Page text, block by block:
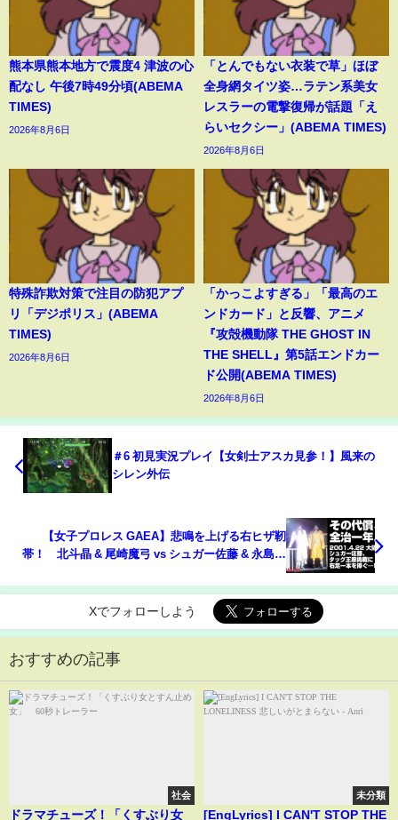
熊本県熊本地方で震度4 津波の心
配なし 午後7時49分頃(ABEMA
TIMES)
2026年8月6日
「とんでもない衣装で草」ほぼ
全身網タイツ姿…ラテン系美女
レスラーの電撃復帰が話題「え
らいセクシー」(ABEMA TIMES)
2026年8月6日
特殊詐欺対策で注目の防犯アプ
リ「デジポリス」(ABEMA
TIMES)
2026年8月6日
「かっこよすぎる」「最高のエ
ンドカード」と反響、アニメ
『攻殻機動隊 THE GHOST IN
THE SHELL』第5話エンドカー
ド公開(ABEMA TIMES)
2026年8月6日
＃6 初見実況プレイ【女剣士アスカ見参！】風来の
シレン外伝
【女子プロレス GAEA】悲鳴を上げる右ヒザ靭
帯！ 北斗晶 & 尾崎魔弓 vs シュガー佐藤 & 永島千
タッグ選手権試合
Xでフォローしよう
おすすめの記事
社会
ドラマチューズ！「くすぶり女
未分類
[EngLyrics] I CAN'T STOP THE